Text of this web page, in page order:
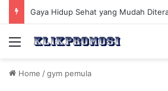
Menu
Home /gym pemula